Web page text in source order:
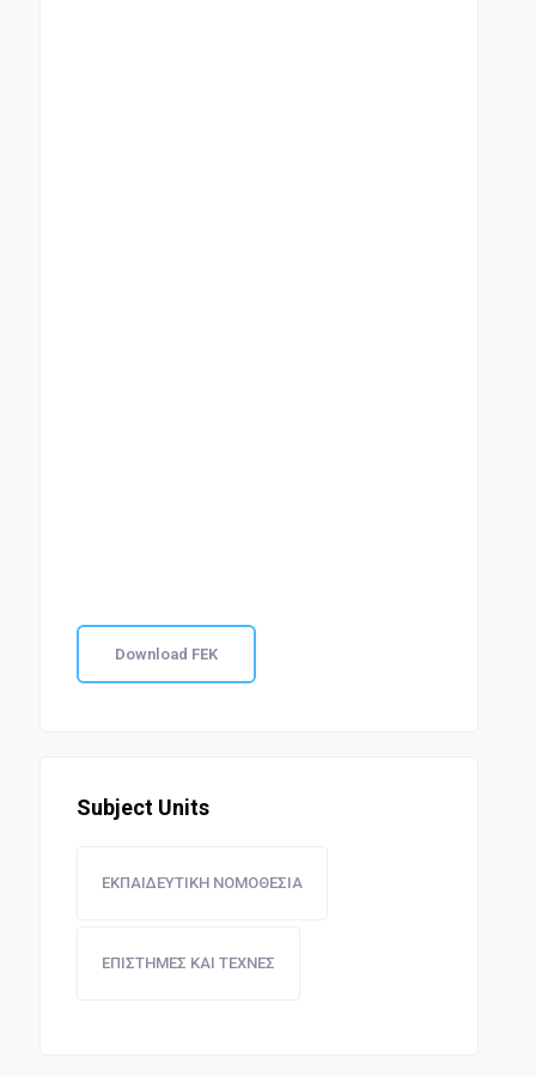
Download FEK
Subject Units
ΕΚΠΑΙΔΕΥΤΙΚΗ ΝΟΜΟΘΕΣΙΑ
ΕΠΙΣΤΗΜΕΣ ΚΑΙ ΤΕΧΝΕΣ